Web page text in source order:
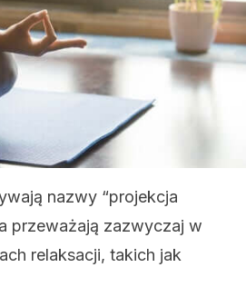
nazwy “projekcja
przeważają zazwyczaj w
relaksacji, takich jak